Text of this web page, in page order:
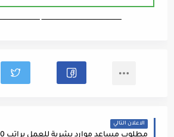
ـــــــــــــــــــــــــــــــــــــــــــــــــــــــــــــــــــ
الاعلان التالي
مطلوب مساعد موارد بشرية للعمل براتب 400-450 دينار